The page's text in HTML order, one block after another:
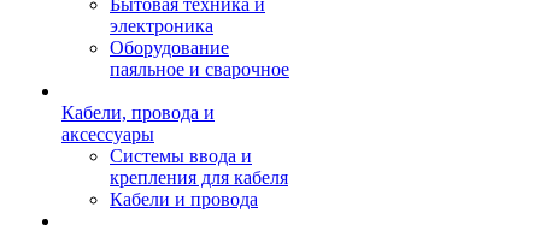
Бытовая техника и
электроника
Оборудование
паяльное и сварочное
Кабели, провода и
аксессуары
Системы ввода и
крепления для кабеля
Кабели и провода